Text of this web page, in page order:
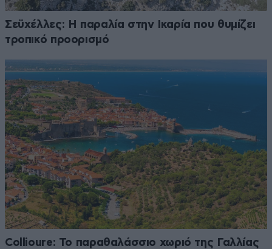
Σεϋχέλλες: Η παραλία στην Ικαρία που θυμίζει
τροπικό προορισμό
Collioure: Το παραθαλάσσιο χωριό της Γαλλίας